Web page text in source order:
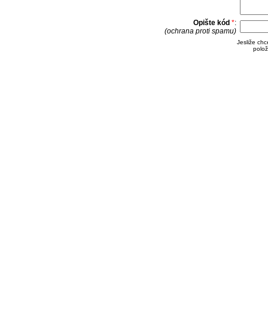
Opište kód *:
(ochrana proti spamu)
Jesliže